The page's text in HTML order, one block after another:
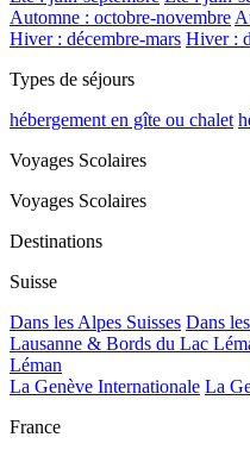
Automne : octobre-novembre
Hiver : décembre-mars Hiver :
Types de séjours
hébergement en gîte ou chalet
Voyages Scolaires
Voyages Scolaires
Destinations
Suisse
Dans les Alpes Suisses Dans
Lausanne & Bords du Lac
Léman
La Genève Internationale La
France